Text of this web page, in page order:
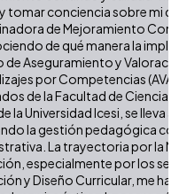
tomar conciencia sobre mi
de Mejoramiento
de qué manera la
de Aseguramiento y
por Competencias
de la Facultad de Ciencias
la Universidad Icesi, se lleva
la gestión pedagógica
La trayectoria por la
especialmente por los
y Diseño Curricular, me